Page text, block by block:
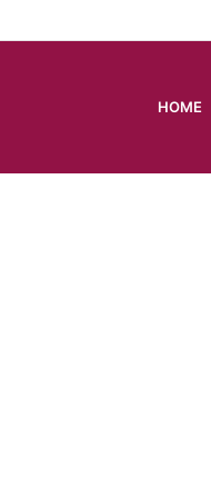
HOME